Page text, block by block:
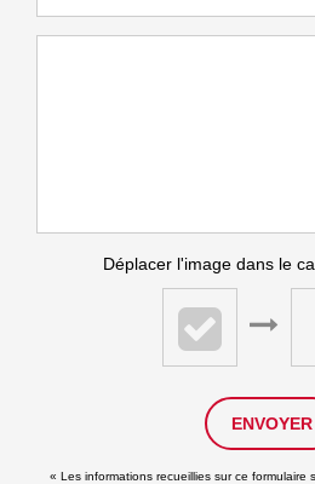
Déplacer l'image dans le
ENVOYER
« Les informations recueillies sur ce formulaire